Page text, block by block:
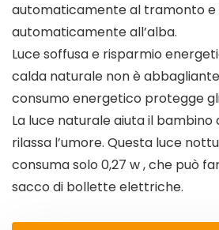
automaticamente al tramonto e
automaticamente all’alba.
Luce soffusa e risparmio
calda naturale non è
consumo energetico protegge
La luce naturale aiuta il bambino
rilassa l’umore. Questa luce
consuma solo 0,27 w , che può
sacco di bollette elettriche.